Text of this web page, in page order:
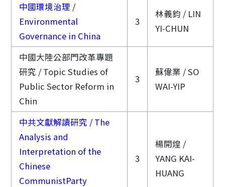
中國環境治理 /
Environmental
Governance in China
3
林義鈞 / LIN
YI-CHUN
中國大陸公部門改革專題
研究 / Topic Studies of
Public Sector Reform in
Chin
3
蘇偉業 / SO
WAI-YIP
中共文獻解讀研究 / The
Analysis and
Interpretation of the
Chinese
CommunistParty
3
楊開煌 /
YANG KAI-
HUANG